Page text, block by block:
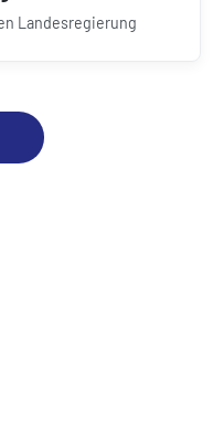
Landesregierung